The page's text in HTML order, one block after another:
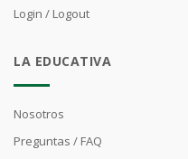
Login / Logout
LA EDUCATIVA
Nosotros
Preguntas / FAQ